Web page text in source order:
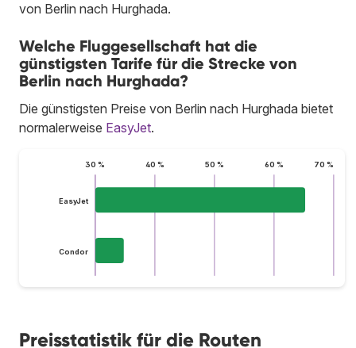
von Berlin nach Hurghada.
Welche Fluggesellschaft hat die
günstigsten Tarife für die Strecke von
Berlin nach Hurghada?
Die günstigsten Preise von Berlin nach Hurghada bietet
normalerweise EasyJet.
30 % 40 % 50 % 60 % 70 %
EasyJet
Condor
Preisstatistik für die Routen